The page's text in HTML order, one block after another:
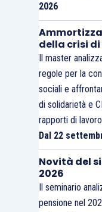
2026
della crisi
Il master
regole per la
sociali e
di solidarietà e
rapporti di
Dal 22
Novità del
2026
Il seminario
pensione nel